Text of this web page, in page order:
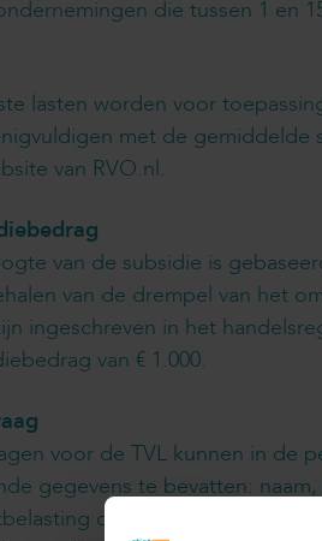
die tussen 1 en
lasten worden voor
met de gemiddelde
van RVO.nl.
van de subsidie is
van de drempel van het
ingeschreven in het
van € 1.000.
voor de TVL kunnen in de
gegevens te bevatten:
of van andere